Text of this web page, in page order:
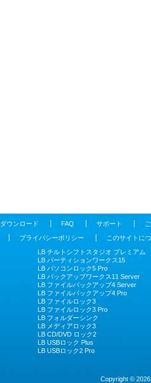
ダウンロード FAQ サポート
プライバシーポリシー
このサイトに
LB チルトシフトスタジオ プレミアム
LB パーティションワークス15
LB パソコンロック5 Pro
LB バックアップワークス11 Server
LB ファイルバックアップ4 Server
LB ファイルバックアップ4 Pro
LB ファイルロック3
LB ファイルロック3 Pro
LB フォルダーシンク
LB メディアロック3
LB CD/DVD ロック2
LB USBロック Plus
LB USBロック2 Pro
Copyright ©